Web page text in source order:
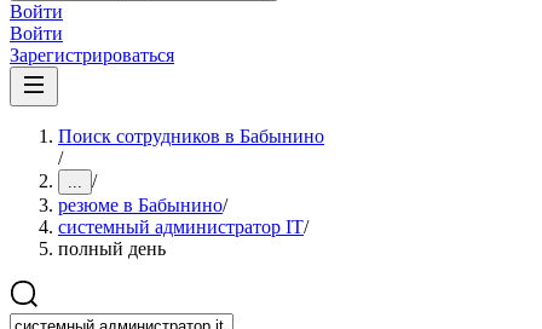
Войти
Войти
Зарегистрироваться
Поиск сотрудников в Бабынино
/
... /
резюме в Бабынино/
системный администратор IT/
полный день